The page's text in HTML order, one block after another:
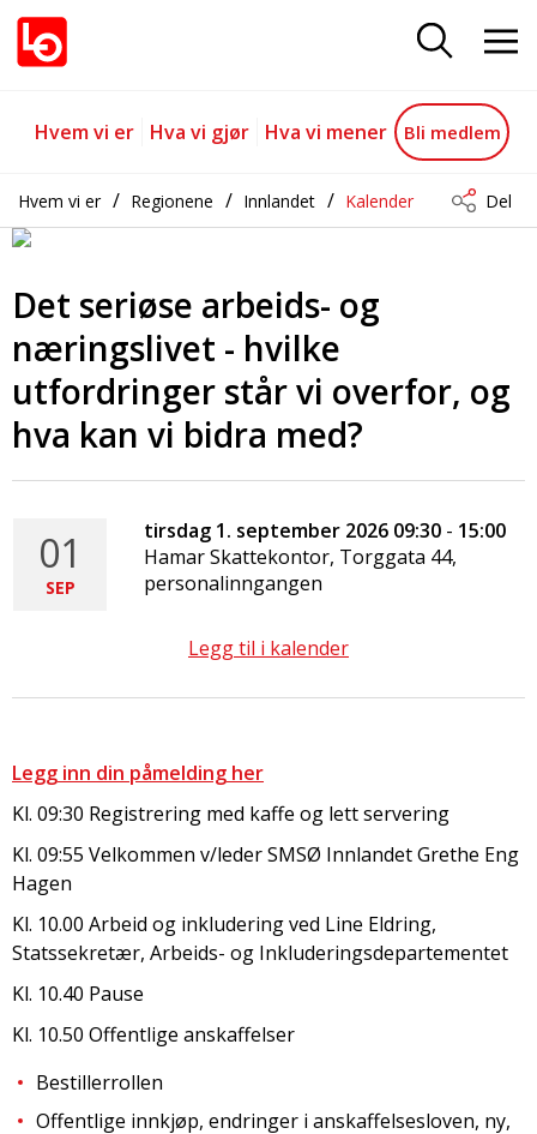
Det seriøse arbeids- og
Gå til hovedinnhold
Gå til navigasjon
Hvem vi er Hva vi gjør Hva vi mener Bli medlem
Hvem vi er Regionene Innlandet Kalender Del
Det seriøse arbeids- og
næringslivet - hvilke
utfordringer står vi overfor, og
hva kan vi bidra med?
Detaljer om arrangement
01
SEP
tirsdag 1. september 2026 09:30 - 15:00
Hamar Skattekontor, Torggata 44,
personalinngangen
Legg til i kalender
Legg inn din påmelding her
Kl. 09:30 Registrering med kaffe og lett servering
Kl. 09:55 Velkommen v/leder SMSØ Innlandet Grethe Eng
Hagen
Kl. 10.00 Arbeid og inkludering ved Line Eldring,
Statssekretær, Arbeids- og Inkluderingsdepartementet
Kl. 10.40 Pause
Kl. 10.50 Offentlige anskaffelser
Bestillerrollen
Offentlige innkjøp, endringer i anskaffelsesloven, ny,